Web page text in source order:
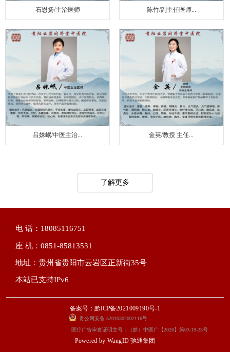
石恩扬/主治医师 陈竹/副主任医师...
吕姝岷/中医主治... 金英/教授 主任...
了解更多
电 话：18085116751
座 机：0851-85813531
地址：贵州省贵阳市云岩区正新街35号
本站已支持IPv6
备案号：黔ICP备2021009190号-1
贵公网安备 52010302002116号
医疗广告审查证明文号：（黔）中医广【2026】第03-19-23号
Powered by WangID 驰通集团